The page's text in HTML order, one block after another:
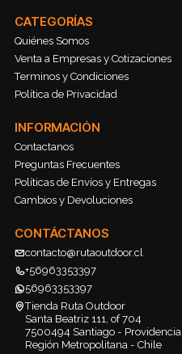
CATEGORÍAS
Quiénes Somos
Venta a Empresas y Cotizaciones
Terminos y Condiciones
Política de Privacidad
INFORMACIÓN
Contactanos
Preguntas Frecuentes
Políticas de Envíos y Entregas
Cambios y Devoluciones
CONTÁCTANOS
contacto@rutaoutdoor.cl
+56963353397
56963353397
Tienda Ruta Outdoor
Santa Beatriz 111, of 704
7500494 Santiago - Providencia
Región Metropolitana - Chile